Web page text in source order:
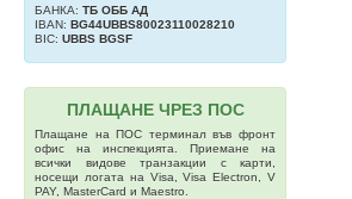
БАНКА: ТБ OББ АД
IBAN: BG44UBBS80023110028210
BIC: UBBS BGSF
ПЛАЩАНЕ ЧРЕЗ ПОС
Плащане на ПОС терминал във фронт
офис на инспекцията. Приемане на
всички видове транзакции с карти,
носещи логата на Visa, Visa Electron, V
PAY, MasterCard и Maestro.